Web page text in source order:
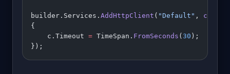
builder.Services. AddHttpClient ( "Default" , c
{
    c.Timeout
= TimeSpan. FromSeconds ( 30 );
});